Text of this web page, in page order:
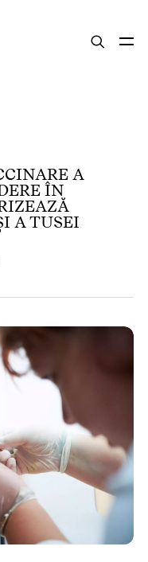
A
ÎN
A TUSEI